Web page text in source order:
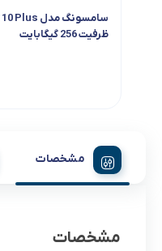
ظرفیت 256 گیگابایت
مشخصات
مشخصات